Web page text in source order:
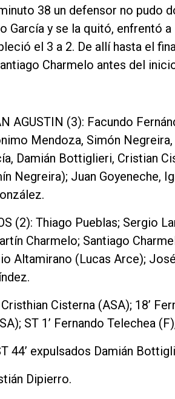
38 un defensor no pudo
García y se la quitó, enfrentó
el 3 a 2. De allí hasta el
Charmelo antes del
AGUSTIN (3): Facundo
Mendoza, Simón
Damián Bottiglieri, Cristian
Negreira); Juan Goyeneche,
(2): Thiago Pueblas; Sergio
Charmelo; Santiago
Altamirano (Lucas Arce);
Cristhian Cisterna (ASA); 18’
ST 1’ Fernando Telechea
44’ expulsados Damián
Dipierro.